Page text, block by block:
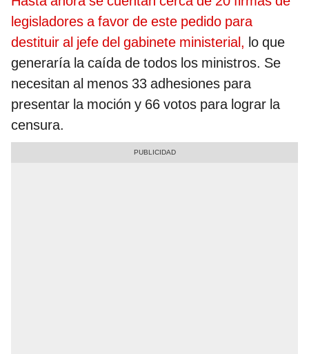
legisladores a favor de este pedido para
destituir al jefe del gabinete ministerial, lo que
generaría la caída de todos los ministros. Se
necesitan al menos 33 adhesiones para
presentar la moción y 66 votos para lograr la
censura.